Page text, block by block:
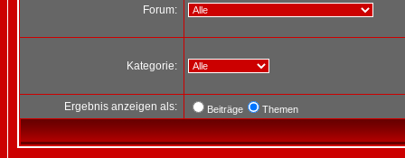
Forum:
Kategorie:
Ergebnis anzeigen als: Beiträge Themen